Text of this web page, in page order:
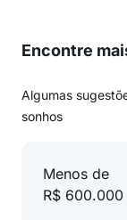
Encontre
Algumas
sonhos
Menos de
R$ 600.000